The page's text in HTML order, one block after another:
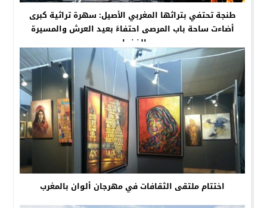
طنجة تحتفي بتراثها المغربي الأصيل: سهرة تراثية كبرى
أضاءت ساحة باب المرصى احتفاءً بعيد العرش والمسيرة
الخضراء
اختتام ملتقى الثقافات في مهرجان ألوان بالمغرب